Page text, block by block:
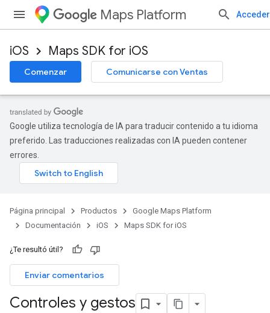
Maps Platform Acceder
iOS Maps SDK for iOS
Comenzar Comunicarse con Ventas
Google utiliza tecnología de IA para traducir contenido a tu idioma
preferido. Las traducciones realizadas con IA pueden contener
errores.
Página principal Productos
Google Maps Platform
Documentación
iOS Maps SDK for iOS
¿Te resultó útil?
Enviar comentarios
Controles y gestos